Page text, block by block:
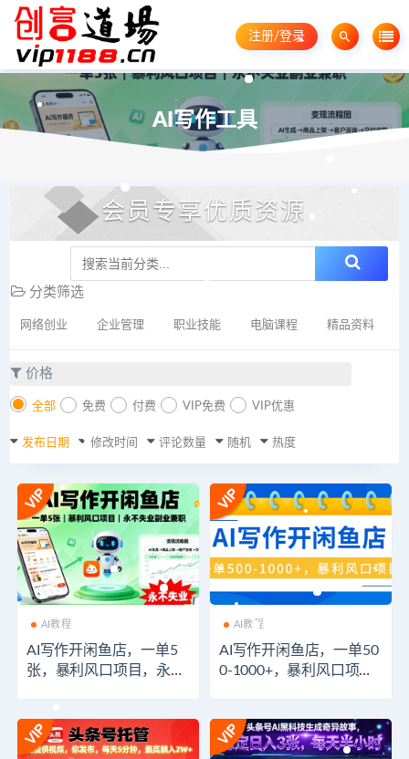
注册/登录
AI写作工具
会员专享优质资源
分类筛选
网络创业 企业管理 职业技能 电脑课程 精品资料
价格
全部 免费 付费 VIP免费 VIP优惠
发布日期 修改时间 评论数量 随机 热度
AI教程
AI写作开闲鱼店，一单5
张，暴利风口项目，永不
AI教程
AI写作开闲鱼店，一单50
0-1000+，暴利风口项